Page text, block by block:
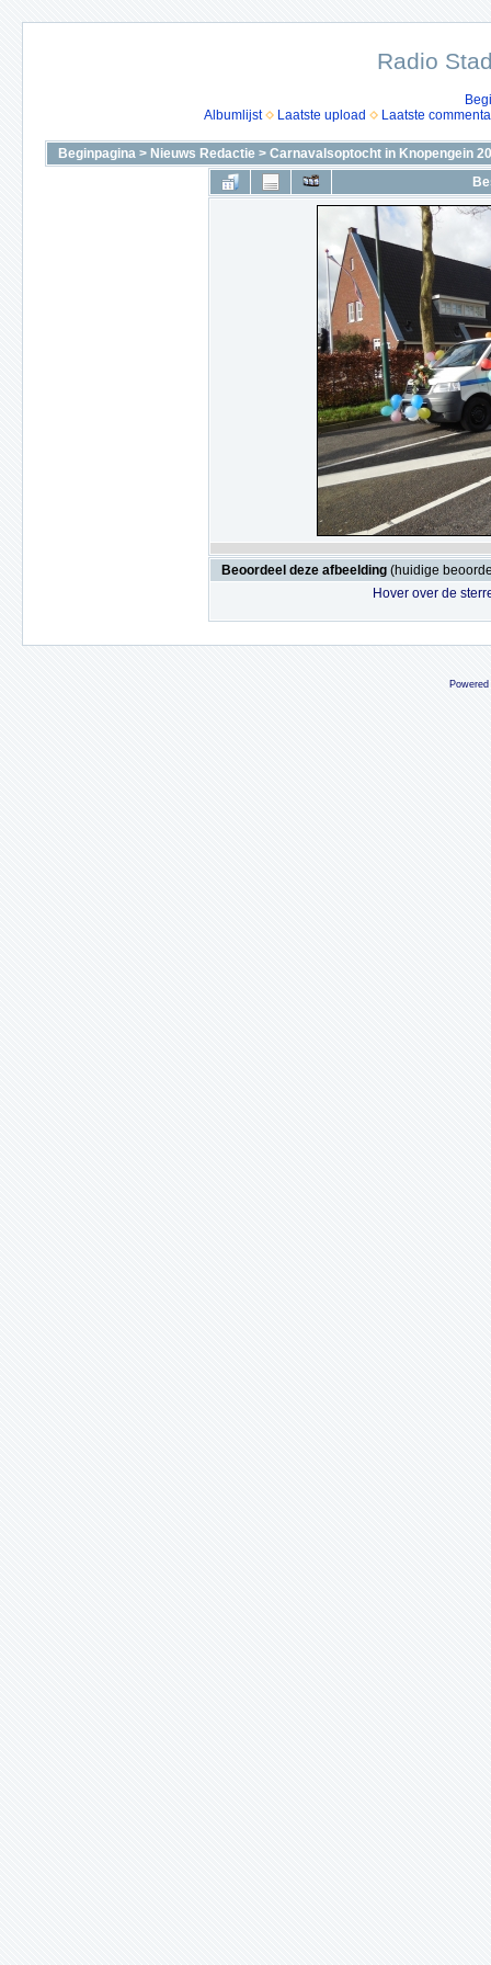
Radio
Albumlijst
Laatste upload Laatste
Beginpagina > Nieuws Redactie > Carnavalsoptocht in Knopengein
Beoordeel deze afbeelding (huidige
Hover over de